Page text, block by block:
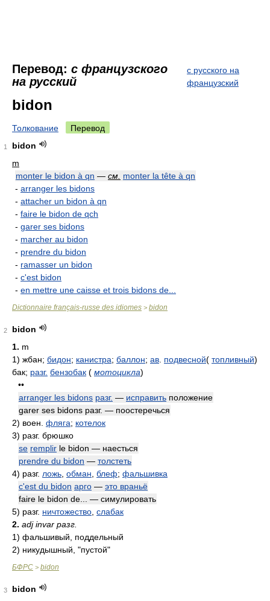
Перевод: с французского
на русский
с русского на
французский
bidon
Толкование Перевод
1
bidon
m
monter le bidon à qn — см. monter la tête à qn
- arranger les bidons
- attacher un bidon à qn
- faire le bidon de qch
- garer ses bidons
- marcher au bidon
- prendre du bidon
- ramasser un bidon
- c'est bidon
- en mettre une caisse et trois bidons de...
Dictionnaire français-russe des idiomes > bidon
2
bidon
1. m
1) жбан; бидон; канистра; баллон; ав подвесной( топливный)
бак; разг. бензобак ( мотоцикла)
••
arranger les bidons разг. — исправить положение
garer ses bidons разг. — поостеречься
2) воен. фляга; котелок
3) разг. брюшко
se remplir le bidon — наесться
prendre du bidon — толстеть
4) разг. ложь обман блеф; фальшивка
c'est du bidon арго — это враньё
faire le bidon de... — симулировать
5) разг. ничтожество слабак
2. adj invar разг.
1) фальшивый, поддельный
2) никудышный, "пустой"
БФРС > bidon
3
bidon